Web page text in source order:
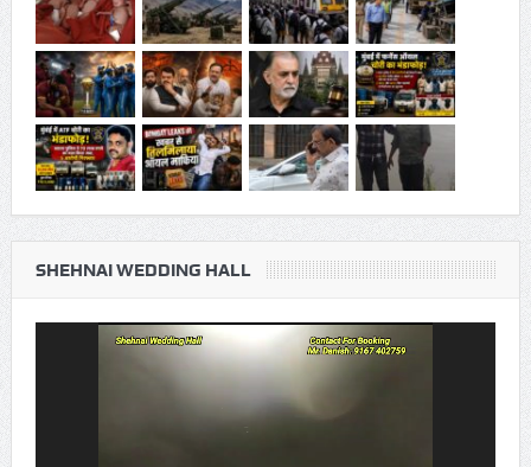
SHEHNAI WEDDING HALL